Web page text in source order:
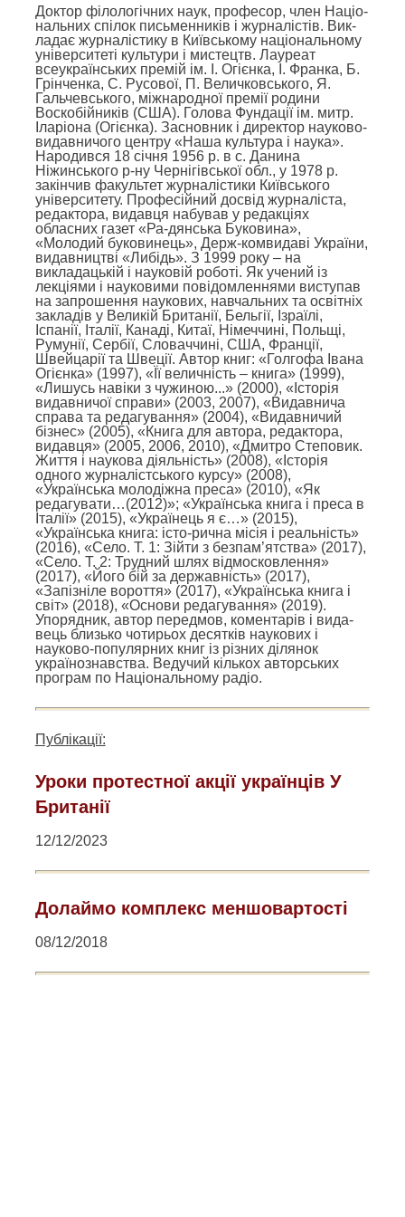
Доктор філологічних наук, професор, член Націо-
нальних спілок письменників і журналістів. Вик-
ладає журналістику в Київському національному
університеті культури і мистецтв. Лауреат
всеукраїнських премій ім. І. Огієнка, І. Франка, Б.
Грінченка, С. Русової, П. Величковського, Я.
Гальчевського, міжнародної премії родини
Воскобійників (США). Голова Фундації ім. митр.
Іларіона (Огієнка). Засновник і директор науково-
видавничого центру «Наша культура і наука».
Народився 18 січня 1956 р. в с. Данина
Ніжинського р-ну Чернігівської обл., у 1978 р.
закінчив факультет журналістики Київського
університету. Професійний досвід журналіста,
редактора, видавця набував у редакціях
обласних газет «Ра-дянська Буковина»,
«Молодий буковинець», Держ-комвидаві України,
видавництві «Либідь». З 1999 року – на
викладацькій і науковій роботі. Як учений із
лекціями і науковими повідомленнями виступав
на запрошення наукових, навчальних та освітніх
закладів у Великій Британії, Бельгії, Ізраїлі,
Іспанії, Італії, Канаді, Китаї, Німеччині, Польщі,
Румунії, Сербії, Словаччині, США, Франції,
Швейцарії та Швеції. Автор книг: «Голгофа Івана
Огієнка» (1997), «Її величність – книга» (1999),
«Лишусь навіки з чужиною...» (2000), «Історія
видавничої справи» (2003, 2007), «Видавнича
справа та редагування» (2004), «Видавничий
бізнес» (2005), «Книга для автора, редактора,
видавця» (2005, 2006, 2010), «Дмитро Степовик.
Життя і наукова діяльність» (2008), «Історія
одного журналістського курсу» (2008),
«Українська молодіжна преса» (2010), «Як
редагувати…(2012)»; «Українська книга і преса в
Італії» (2015), «Українець я є…» (2015),
«Українська книга: істо-рична місія і реальність»
(2016), «Село. Т. 1: Зійти з безпам’ятства» (2017),
«Село. Т. 2: Трудний шлях відмосковлення»
(2017), «Його бій за державність» (2017),
«Запізніле вороття» (2017), «Українська книга і
світ» (2018), «Основи редагування» (2019).
Упорядник, автор передмов, коментарів і вида-
вець близько чотирьох десятків наукових і
науково-популярних книг із різних ділянок
українознавства. Ведучий кількох авторських
програм по Національному радіо.
Публікації:
Уроки протестної акції українців У
Британії
12/12/2023
Долаймо комплекс меншовартості
08/12/2018